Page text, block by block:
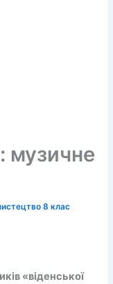
музичне
8 клас
«віденської